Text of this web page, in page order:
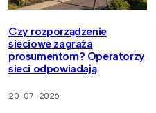
Czy rozporządzenie
sieciowe zagraża
prosumentom? Operatorzy
sieci odpowiadają
20-07-2026